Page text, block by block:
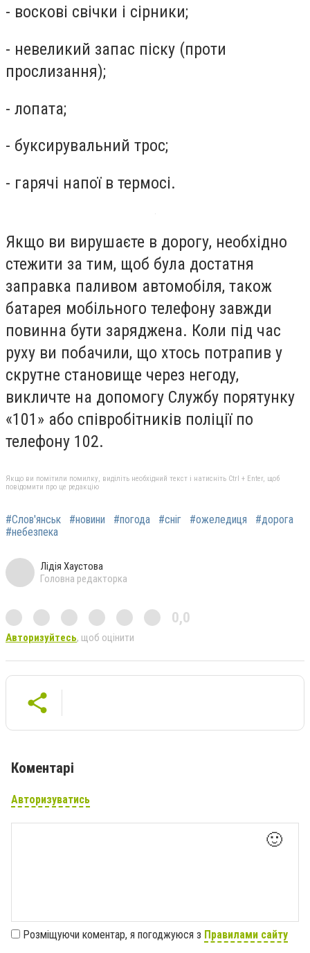
- воскові свічки і сірники;
- невеликий запас піску (проти
прослизання);
- лопата;
- буксирувальний трос;
- гарячі напої в термосі.
Якщо ви вирушаєте в дорогу, необхідно
стежити за тим, щоб була достатня
заправка паливом автомобіля, також
батарея мобільного телефону завжди
повинна бути заряджена. Коли під час
руху ви побачили, що хтось потрапив у
скрутне становище через негоду,
викличте на допомогу Службу порятунку
«101» або співробітників поліції по
телефону 102.
Якщо ви помітили помилку, виділіть необхідний текст і натисніть Ctrl + Enter, щоб
повідомити про це редакцію
#Слов'янськ #новини #погода #сніг #ожеледиця
#дорога
#небезпека
Лідія Хаустова
Головна редакторка
0,0
Авторизуйтесь, щоб оцінити
Коментарі
Авторизуватись
🙂
Розміщуючи коментар, я погоджуюся з Правилами сайту